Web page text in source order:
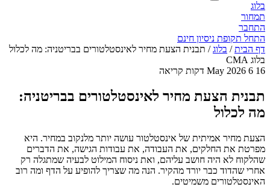
בלוג
תמחור
התחבר
התחל תקופת ניסיון חינם
דף הבית / בלוג / תבנית הצעת מחיר לאינסטלטורים בבריטניה: מה לכלול
בלוג CMA
16 May 2026 6 דקות קריאה
תבנית הצעת מחיר לאינסטלטורים בבריטניה:
מה לכלול
הצעת מחיר אמיתית של אינסטלטור עושה יותר מלנקוב במחיר. היא
מפרטת את החלקים, את העבודה, את עבודות הגישה, את הדברים
שהלקוח לא היה חושב עליהם, ואת ניסוח המילוט לבעיה שמתגלה רק
אחרי שהדוד כבר יורד מהקיר. הנה מה שצריך להופיע על הדף ומה רוב
האינסטלטורים משמיטים.